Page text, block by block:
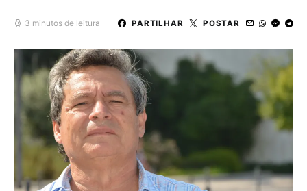
3 minutos de leitura PARTILHAR POSTAR